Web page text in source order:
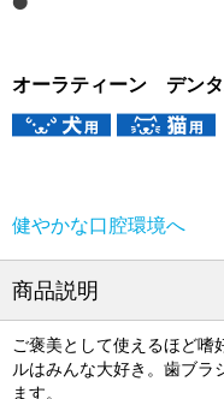
オーラティーン デン
健やかな口腔環境へ
商品説明
ご褒美として使えるほど
ルはみんな大好き。歯ブラ
ます。